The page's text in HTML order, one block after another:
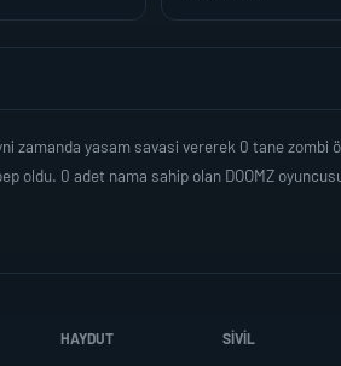
zamanda yasam savasi vererek 0 tane zombi
oldu. 0 adet nama sahip olan DOOMZ
HAYDUT SIVIL